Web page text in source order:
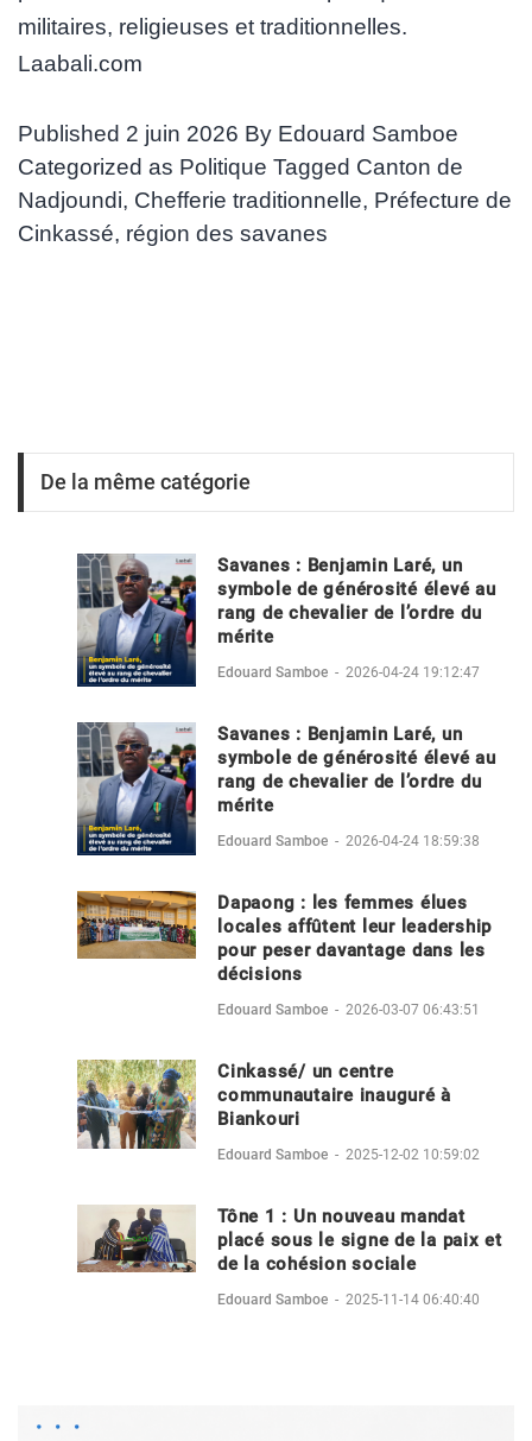
militaires, religieuses et traditionnelles.
Laabali.com
Published 2 juin 2026 By Edouard Samboe
Categorized as Politique Tagged Canton de
Nadjoundi, Chefferie traditionnelle, Préfecture de
Cinkassé, région des savanes
De la même catégorie
Savanes : Benjamin Laré, un
symbole de générosité élevé au
rang de chevalier de l’ordre du
mérite
Edouard Samboe - 2026-04-24 19:12:47
Savanes : Benjamin Laré, un
symbole de générosité élevé au
rang de chevalier de l’ordre du
mérite
Edouard Samboe - 2026-04-24 18:59:38
Dapaong : les femmes élues
locales affûtent leur leadership
pour peser davantage dans les
décisions
Edouard Samboe - 2026-03-07 06:43:51
Cinkassé/ un centre
communautaire inauguré à
Biankouri
Edouard Samboe - 2025-12-02 10:59:02
Tône 1 : Un nouveau mandat
placé sous le signe de la paix et
de la cohésion sociale
Edouard Samboe - 2025-11-14 06:40:40